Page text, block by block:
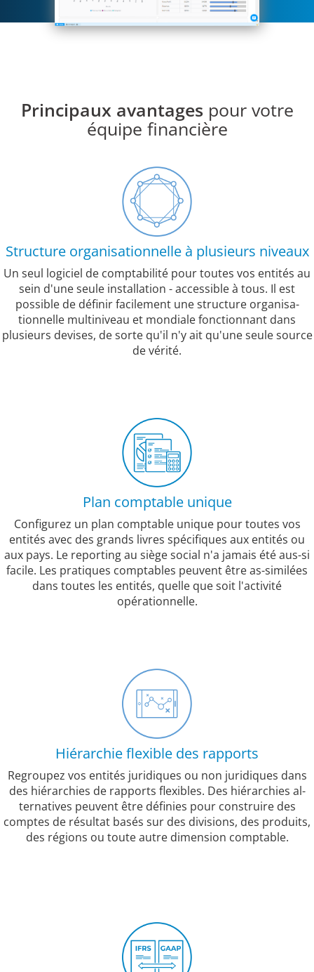
Principaux avantages pour votre
équipe financière
Structure organisationnelle à plusieurs niveaux
Un seul logiciel de comptabilité pour toutes vos entités au
sein d'une seule installation - accessible à tous. Il est
possible de définir facilement une structure organisa-
tionnelle multiniveau et mondiale fonctionnant dans
plusieurs devises, de sorte qu'il n'y ait qu'une seule source
de vérité.
Plan comptable unique
Configurez un plan comptable unique pour toutes vos
entités avec des grands livres spécifiques aux entités ou
aux pays. Le reporting au siège social n'a jamais été aus-si
facile. Les pratiques comptables peuvent être as-similées
dans toutes les entités, quelle que soit l'activité
opérationnelle.
Hiérarchie flexible des rapports
Regroupez vos entités juridiques ou non juridiques dans
des hiérarchies de rapports flexibles. Des hiérarchies al-
ternatives peuvent être définies pour construire des
comptes de résultat basés sur des divisions, des produits,
des régions ou toute autre dimension comptable.